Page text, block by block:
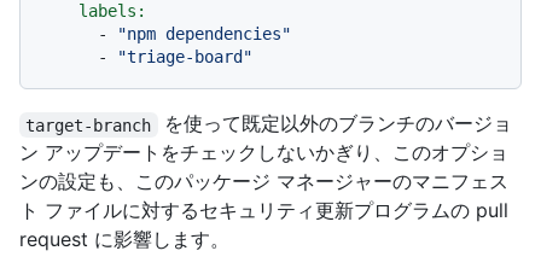
labels:
-
"npm dependencies"
-
"triage-board"
target-branch
を使って既定以外のブランチのバージョ
ン アップデートをチェックしないかぎり、このオプショ
ンの設定も、このパッケージ マネージャーのマニフェス
ト ファイルに対するセキュリティ更新プログラムの pull
request に影響します。